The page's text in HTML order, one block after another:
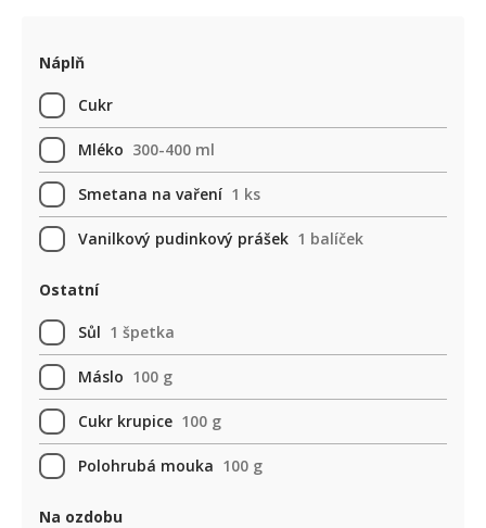
Náplň
Cukr
Mléko 300-400 ml
Smetana na vaření 1 ks
Vanilkový pudinkový prášek 1 balíček
Ostatní
Sůl 1 špetka
Máslo 100 g
Cukr krupice 100 g
Polohrubá mouka 100 g
Na ozdobu